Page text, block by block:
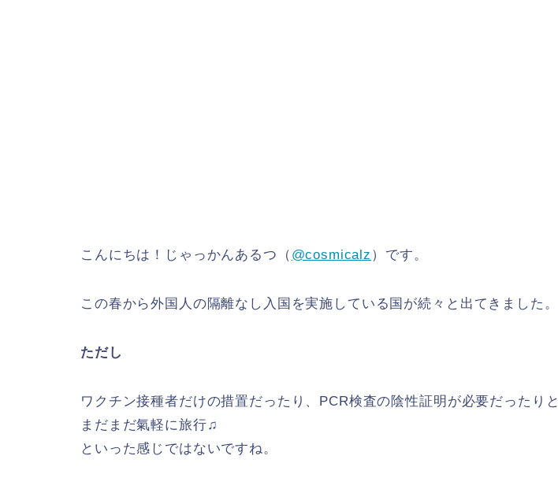
こんにちは！じゃっかんあるつ（ @cosmicalz ）です。
この春から外国人の隔離なし入国を実施している国が続々と出てきました。
ただし
ワクチン接種者だけの措置だったり、PCR検査の陰性証明が必要だったりと
まだまだ氣軽に旅行♫
といった感じではないですね。